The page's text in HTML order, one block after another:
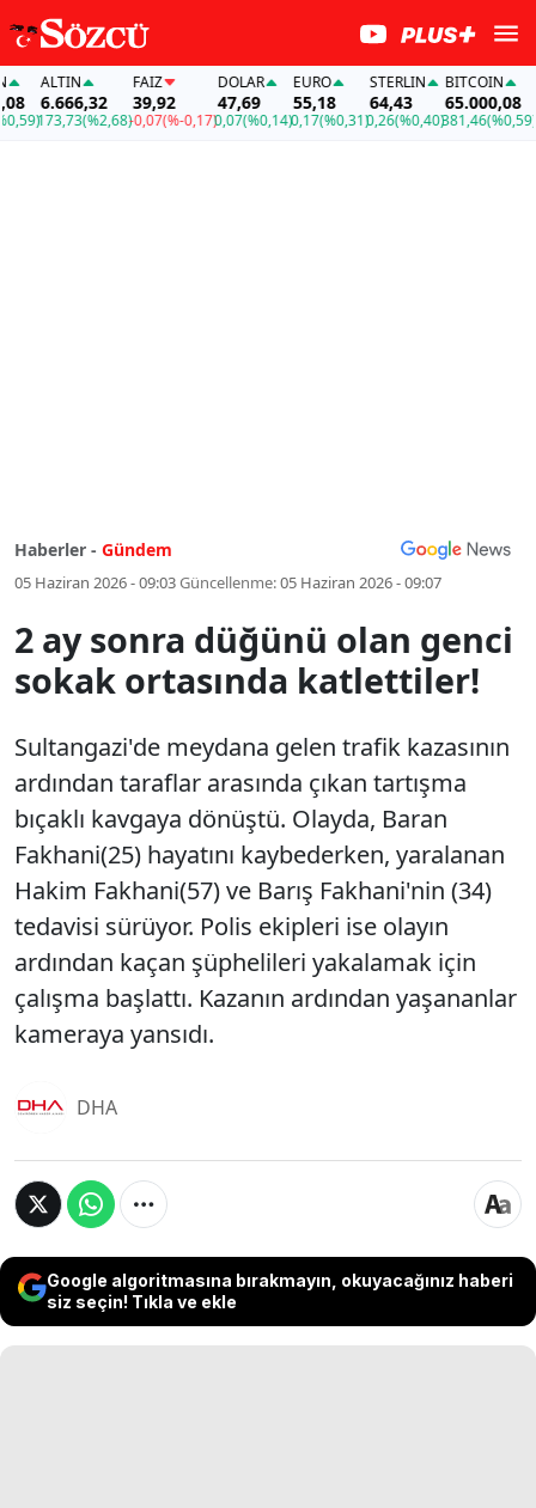
ALTIN
6.666,32
173,73(%2,68)
FAİZ
39,92
-0,07(%-0,17)
DOLAR
47,69
0,07(%0,14)
EURO
55,18
0,17(%0,31)
STERLIN
64,43
0,26(%0,40)
BITCOIN
65.000,08
381,46(%0,59)
Haberler - Gündem
05 Haziran 2026 - 09:03Güncellenme:05 Haziran 2026 - 09:07
2 ay sonra düğünü olan genci
sokak ortasında katlettiler!
Sultangazi'de meydana gelen trafik kazasının
ardından taraflar arasında çıkan tartışma
bıçaklı kavgaya dönüştü. Olayda, Baran
Fakhani(25) hayatını kaybederken, yaralanan
Hakim Fakhani(57) ve Barış Fakhani'nin (34)
tedavisi sürüyor. Polis ekipleri ise olayın
ardından kaçan şüphelileri yakalamak için
çalışma başlattı. Kazanın ardından yaşananlar
kameraya yansıdı.
DHA
Google algoritmasına bırakmayın, okuyacağınız haberi
siz seçin! Tıkla ve ekle